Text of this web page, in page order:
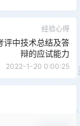
经验心得
评中技术总结及答
辩的应试能力
2022-1-20 0:00:25